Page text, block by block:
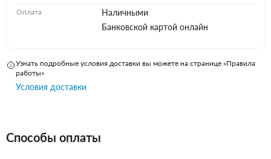
Оплата
Наличными
Банковской картой онлайн
Узнать подробные условия доставки вы можете на странице «Правила
работы»
Условия доставки
Способы оплаты